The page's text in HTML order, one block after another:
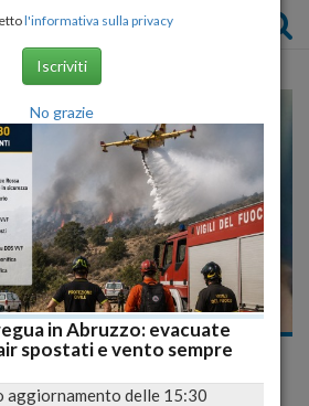
a soli 47 lascia
l'informativa sulla privacy
Iscriviti
No grazie
in Abruzzo: evacuate
spostati e vento sempre
aggiornamento delle 15:30